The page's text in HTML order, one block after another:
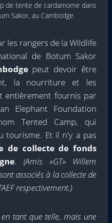
de tente de cardamome dans
Sakor, au Cambodge.
les rangers de la Wildlife
de Botum Sakor
peut devoir être
la nourriture et les
entièrement fournis par
Elephant Foundation
Tented Camp, qui
tourisme. Et il n'y a pas
de collecte de fonds
. (Amis «GT»Willem
associés à la collecte de
respectivement.)
tant que telle, mais une